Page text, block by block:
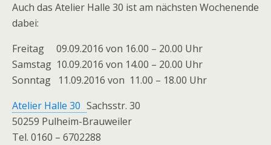
Auch das Atelier Halle 30 ist am nächsten Wochenende
dabei:
Freitag 09.09.2016 von 16.00 – 20.00 Uhr
Samstag 10.09.2016 von 14.00 – 20.00 Uhr
Sonntag 11.09.2016 von 11.00 – 18.00 Uhr
Atelier Halle 30 Sachsstr. 30
50259 Pulheim-Brauweiler
Tel. 0160 – 6702288